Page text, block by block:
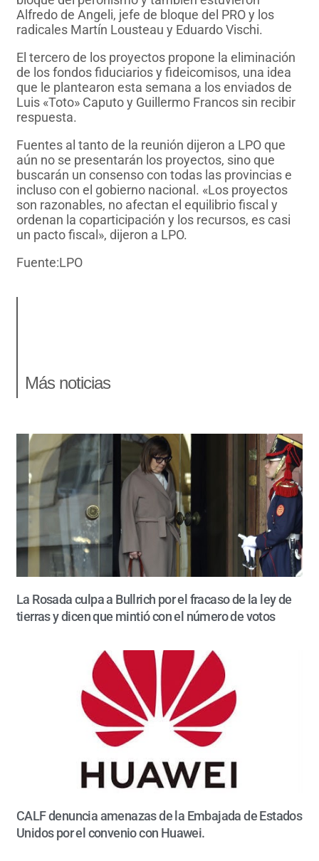
Alfredo de Angeli, jefe de bloque del PRO y los
radicales Martín Lousteau y Eduardo Vischi.
El tercero de los proyectos propone la eliminación
de los fondos fiduciarios y fideicomisos, una idea
que le plantearon esta semana a los enviados de
Luis «Toto» Caputo y Guillermo Francos sin recibir
respuesta.
Fuentes al tanto de la reunión dijeron a LPO que
aún no se presentarán los proyectos, sino que
buscarán un consenso con todas las provincias e
incluso con el gobierno nacional. «Los proyectos
son razonables, no afectan el equilibrio fiscal y
ordenan la coparticipación y los recursos, es casi
un pacto fiscal», dijeron a LPO.
Fuente:LPO
Más noticias
La Rosada culpa a Bullrich por el fracaso de la ley de
tierras y dicen que mintió con el número de votos
CALF denuncia amenazas de la Embajada de Estados
Unidos por el convenio con Huawei.